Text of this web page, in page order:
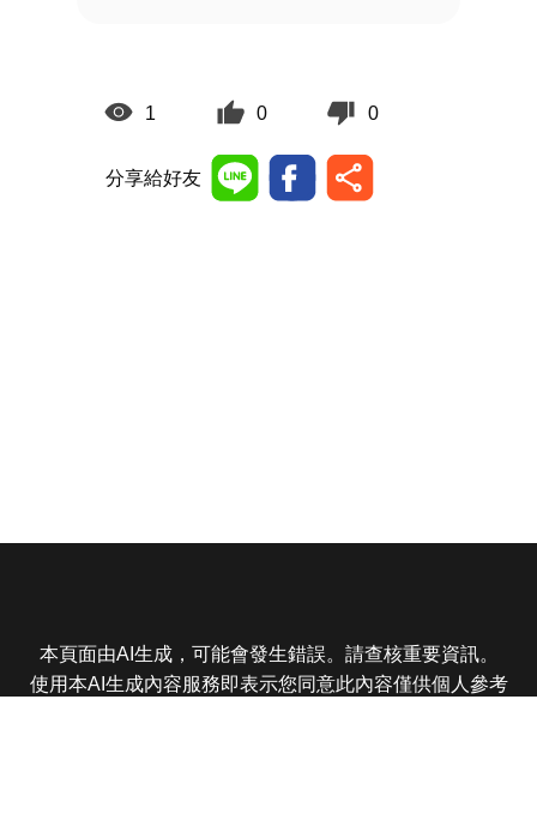
1 0 0
分享給好友
本頁面由AI生成，可能會發生錯誤。請查核重要資訊。
使用本AI生成內容服務即表示您同意此內容僅供個人參考